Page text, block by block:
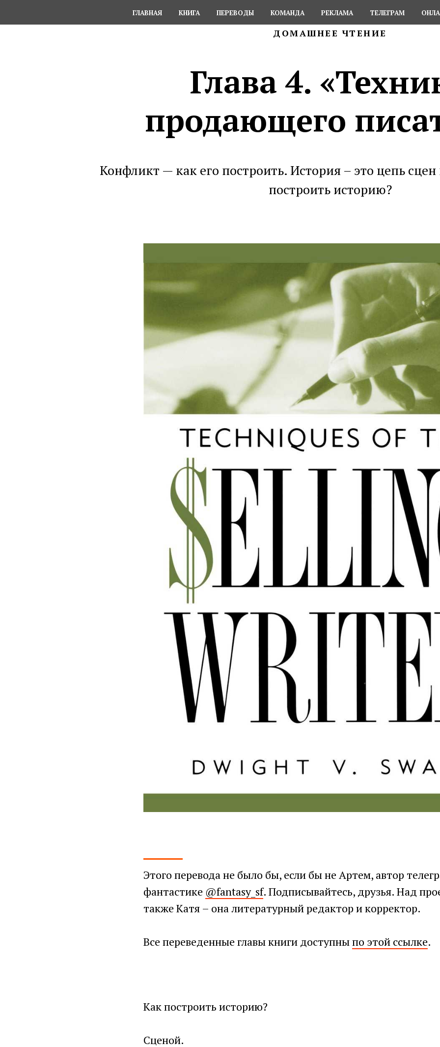
ГЛАВНАЯ КНИГА ПЕРЕВОДЫ КОМАНДА РЕКЛАМА ТЕЛЕГРАМ
ДОМАШНЕЕ ЧТЕНИЕ
Глава 4.
продающего
Конфликт — как его построить. История – это цепь
построить историю?
Этого перевода не было бы, если бы не Артем, автор
фантастике @fantasy_sf. Подписывайтесь, друзья. Над
также Катя – она литературный редактор и корректор.
Все переведенные главы книги доступныпо этой ссылке.
Как построить историю?
Сценой.